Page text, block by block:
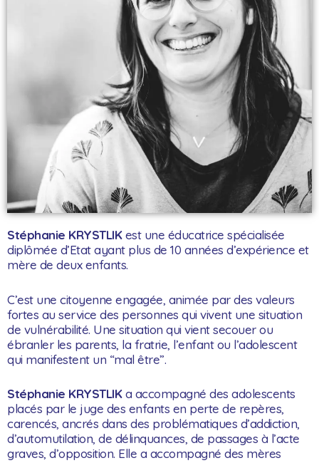
Stéphanie KRYSTLIKest une éducatrice spécialisée
diplômée d’Etat ayant plus de 10 années d’expérience et
mère de deux enfants.
C’est une citoyenne engagée, animée par des valeurs
fortes au service des personnes qui vivent une situation
de vulnérabilité. Une situation qui vient secouer ou
ébranler les parents, la fratrie, l’enfant ou l’adolescent
qui manifestent un “mal être”.
Stéphanie KRYSTLIKa accompagné des adolescents
placés par le juge des enfants en perte de repères,
carencés, ancrés dans des problématiques d’addiction,
d’automutilation, de délinquances, de passages à l’acte
graves, d’opposition. Elle a accompagné des mères